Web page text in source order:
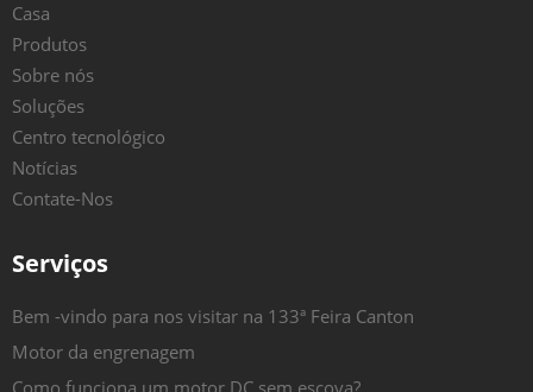
Casa
Produtos
Sobre nós
Soluções
Centro tecnológico
Notícias
Contate-Nos
Serviços
Bem -vindo para nos visitar na 133ª Feira Canton
Motor da engrenagem
Como funciona um motor DC sem escova?